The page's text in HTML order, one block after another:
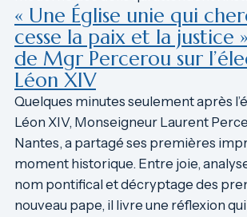
« Une Église unie qui
cesse la paix et la justice
de Mgr Percerou sur
Léon XIV
Quelques minutes seulement après
Léon XIV, Monseigneur Laurent
Nantes, a partagé ses premières
moment historique. Entre joie,
nom pontifical et décryptage des
nouveau pape, il livre une réflexion